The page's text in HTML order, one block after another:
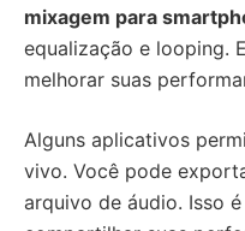
mixagem para
equalização e looping.
melhorar suas
Alguns aplicativos
vivo. Você pode
arquivo de áudio. Isso